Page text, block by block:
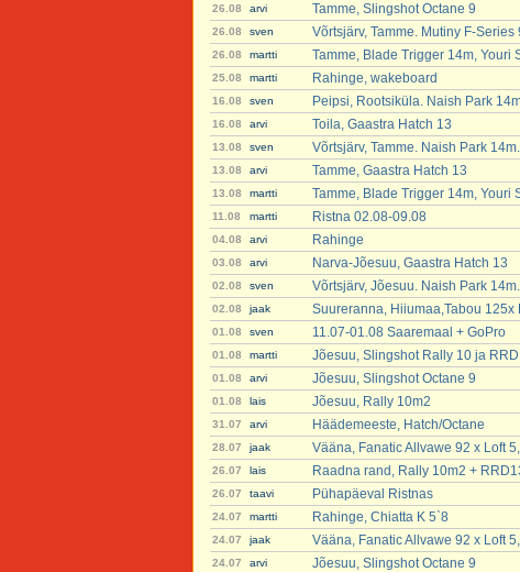
26.08 arvi Tamme, Slingshot Octane 9
26.08 sven Võrtsjärv, Tamme. Mutiny F-Series
26.08 martti Tamme, Blade Trigger 14m, Youri
25.08 martti Rahinge, wakeboard
16.08 sven Peipsi, Rootsiküla. Naish Park
16.08 arvi Toila, Gaastra Hatch 13
13.08 sven Võrtsjärv, Tamme. Naish Park 14m.
13.08 arvi Tamme, Gaastra Hatch 13
13.08 martti Tamme, Blade Trigger 14m, Youri
11.08 martti Ristna 02.08-09.08
04.08 arvi Rahinge
03.08 arvi Narva-Jõesuu, Gaastra Hatch 13
02.08 sven Võrtsjärv, Jõesuu. Naish Park 14m.
02.08 jaak Suureranna, Hiiumaa,Tabou 125x
01.08 sven 11.07-01.08 Saaremaal + GoPro
01.08 martti Jõesuu, Slingshot Rally 10 ja
01.08 arvi Jõesuu, Slingshot Octane 9
01.08 lais Jõesuu, Rally 10m2
31.07 arvi Häädemeeste, Hatch/Octane
28.07 jaak Vääna, Fanatic Allvawe 92 x Loft
26.07 lais Raadna rand, Rally 10m2 +
26.07 taavi Pühapäeval Ristnas
24.07 martti Rahinge, Chiatta K 5`8
24.07 jaak Vääna, Fanatic Allvawe 92 x Loft
24.07 arvi Jõesuu, Slingshot Octane 9